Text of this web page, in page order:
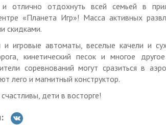
с другими скидками и
предъявить неиспользованный
с 10:00 до 22:00.
ООО «Планета Игр», ОГРН
отлично отдохнуть всей семьей в
«Планета Игр»! Масса активных
скидками.
и игровые автоматы, веселые качели и
кинетический песок и многое
соревнований могут сразиться в
лего и магнитный конструктор.
дети в восторге!